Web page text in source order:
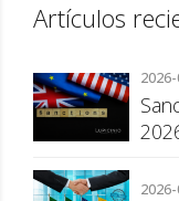
Artículos